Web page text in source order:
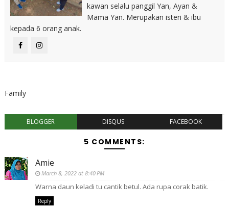
kawan selalu panggil Yan, Ayan &
Mama Yan. Merupakan isteri & ibu
kepada 6 orang anak.
Family
BLOGGER DISQUS FACEBOOK
5 COMMENTS:
Amie
March 8, 2022 at 8:40 PM
Warna daun keladi tu cantik betul. Ada rupa corak batik.
Reply